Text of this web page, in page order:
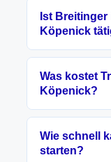
Ist
Köpenick
Was kostet
Köpenick?
Wie schnell
starten?